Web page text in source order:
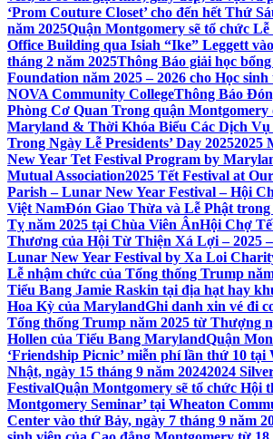
‘Prom Couture Closet’ cho đến hết Thứ
năm 2025Quận Montgomery sẽ tổ chức
Office Building qua Isiah “Ike” Leggett
tháng 2 năm 2025Thông Báo giải học
Foundation năm 2025 – 2026 cho Học
NOVA Community CollegeThông Báo
Phòng Cơ Quan Trong quận Montgomery
Maryland & Thời Khóa Biểu Các Dịch
Trong Ngày Lễ Presidents’ Day 20252025
New Year Tet Festival Program by
Mutual Association2025 Tết Festival at
Parish – Lunar New Year Festival – Hội
Việt NamĐón Giao Thừa và Lễ Phật
Tỵ năm 2025 tại Chùa Viên ÂnHội Chợ
Thương của Hội Từ Thiện Xá Lợi – 2025
Lunar New Year Festival by Xa Loi
Lễ nhậm chức của Tổng thống Trump
Tiểu Bang Jamie Raskin tại địa hạt hay
Hoa Kỳ của MarylandGhi danh xin vé đi
Tổng thống Trump năm 2025 từ Thượng
Hollen của Tiểu Bang MarylandQuận
‘Friendship Picnic’ miễn phí lần thứ 10 tại
Nhật, ngày 15 tháng 9 năm 20242024
FestivalQuận Montgomery sẽ tổ chức Hội
Montgomery Seminar’ tại Wheaton
Center vào thứ Bảy, ngày 7 tháng 9 năm